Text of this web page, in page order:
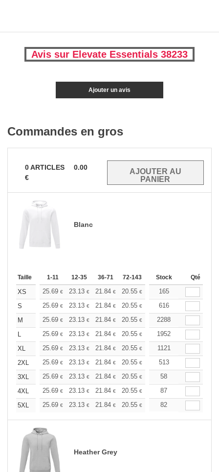
Avis sur Elevate Essentials 38233
Ajouter un avis
Commandes en gros
0ARTICLES
0.00
€
Blanc
Taille 1-11 12-35 36-71 72-143 144-287 288 +
Stock Qté
XS 25.69 € 23.13 € 21.84 € 20.55 € 19.27€
165
S
25.69 € 23.13 € 21.84 € 20.55 € 19.27€
616
M
25.69 € 23.13 € 21.84 € 20.55 € 19.27€
2288
L
25.69 € 23.13 € 21.84 € 20.55 € 19.27€
1952
XL
25.69 € 23.13 € 21.84 € 20.55 € 19.27€
1121
2XL
25.69 € 23.13 € 21.84 € 20.55 € 19.27€
513
3XL
25.69 € 23.13 € 21.84 € 20.55 € 19.27€
58
4XL
25.69 € 23.13 € 21.84 € 20.55 € 19.27€
87
5XL
25.69 € 23.13 € 21.84 € 20.55 € 19.27€
82
Heather Grey